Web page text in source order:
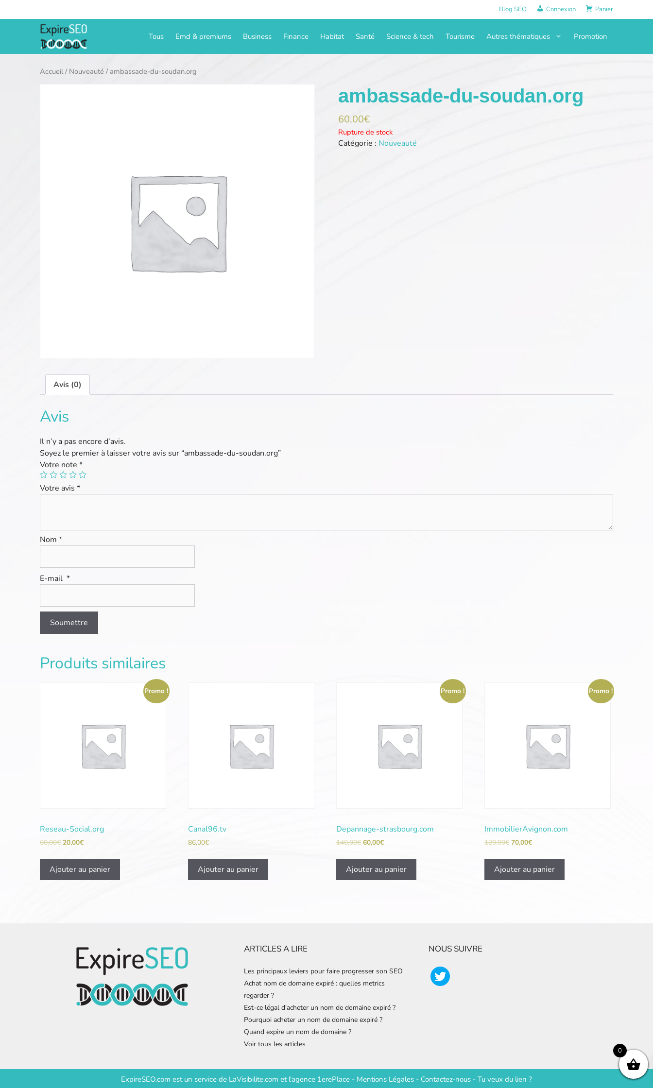
au
Blog SEO Connexion Panier
Tous Emd & premiums Business Finance Habitat Santé Science & tech Tourisme Autres thématiques Promotion
Accueil/ Nouveauté / ambassade-du-soudan.org
ambassade-du-soudan.org
60,00€
Rupture de stock
Catégorie : Nouveauté
Avis (0)
Avis
Il n’y a pas encore d’avis.
Soyez le premier à laisser votre avis sur “ambassade-du-soudan.org”
Votre note *
Votre avis *
Nom *
E-mail *
Produits similaires
Promo !
Reseau-Social.org
60,00€ 20,00€
Ajouter au panier
Canal96.tv
86,00€
Ajouter au panier
Promo !
Depannage-strasbourg.com
140,00€ 60,00€
Ajouter au panier
Promo !
ImmobilierAvignon.com
120,00€ 70,00€
Ajouter au panier
ARTICLES A LIRE
Les principaux leviers pour faire progresser son SEO
Achat nom de domaine expiré : quelles metrics
regarder ?
Est-ce légal d'acheter un nom de domaine expiré ?
Pourquoi acheter un nom de domaine expiré ?
Quand expire un nom de domaine ?
Voir tous les articles
NOUS SUIVRE
ExpireSEO.com est un service de LaVisibilite.com etl'agence 1erePlace - Mentions Légales - Contactez-nous - Tu veux du lien ?
0